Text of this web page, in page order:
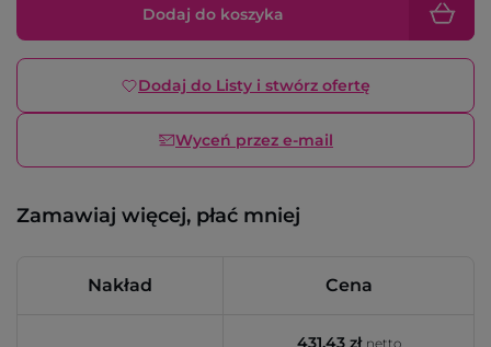
Dodaj do koszyka
Dodaj do Listy i stwórz ofertę
Wyceń przez e-mail
Zamawiaj więcej, płać mniej
Nakład Cena
431,43 zł netto